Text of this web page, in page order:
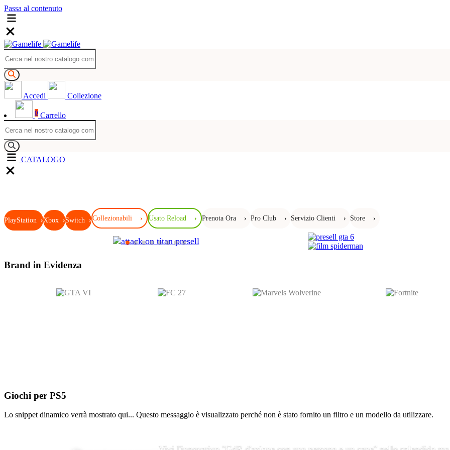
Passa al contenuto
Accedi Collezione
0 Carrello
CATALOGO
PlayStation ›Xbox ›Switch ›Collezionabili › Usato Reload › Prenota Ora › Pro Club › Servizio Clienti › Store ›
Brand in Evidenza
Giochi per PS5
Lo snippet dinamico verrà mostrato qui... Questo messaggio è visualizzato perché non è stato fornito un filtro e un modello da utilizzare.